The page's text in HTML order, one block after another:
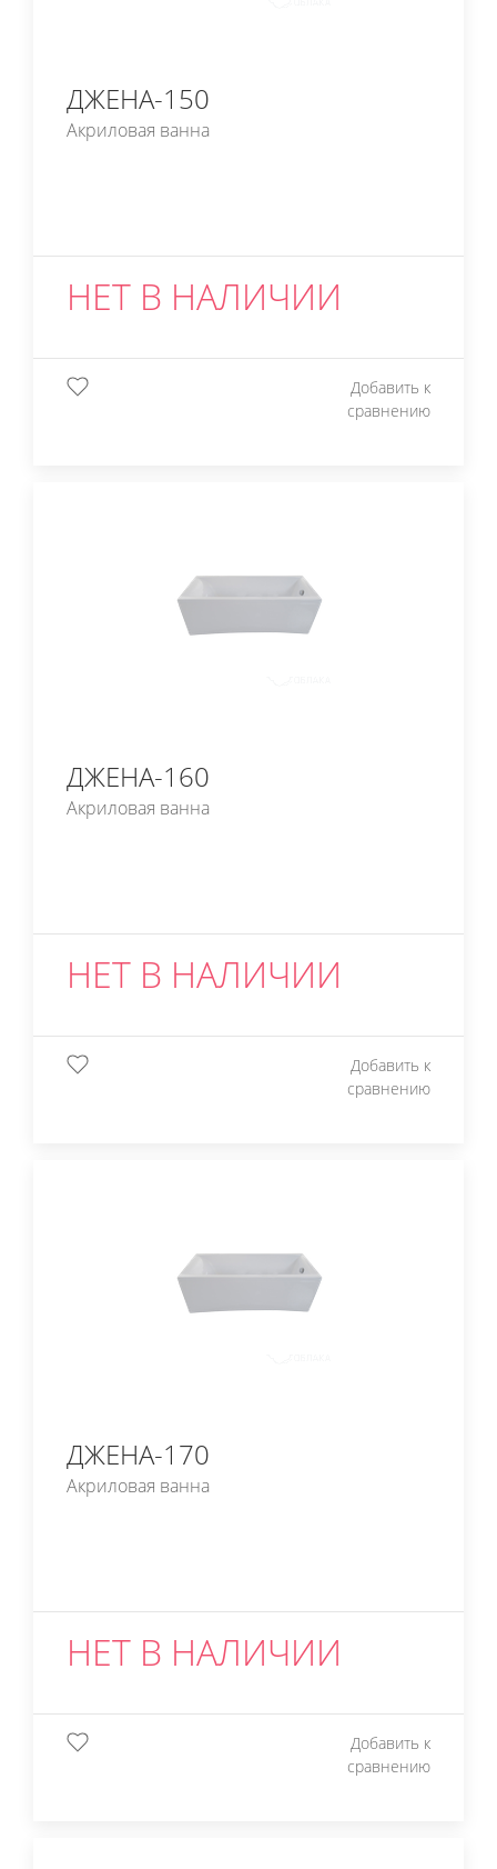
ДЖЕНА-150
Акриловая ванна
НЕТ В НАЛИЧИИ
Добавить к
сравнению
ДЖЕНА-160
Акриловая ванна
НЕТ В НАЛИЧИИ
Добавить к
сравнению
ДЖЕНА-170
Акриловая ванна
НЕТ В НАЛИЧИИ
Добавить к
сравнению